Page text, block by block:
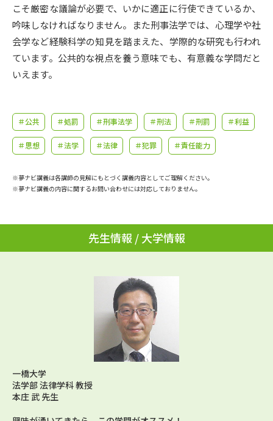
新生活お役立ちガイド
大学で学びたい学問発見
学問のミニ講義「夢ナビ講義」 学問分野解説
学問の教科書 夢ナビライブ
Ｑ＆Ａ よくあるご質問 大学進学IDについて
受付内容・発送状況の確認
個人情報取扱規定
テレメール進学カタログ
訂正のご案内
こそ厳密な議論が必要で、いかに適正に行使できているか、
吟味しなければなりません。また刑事法学では、心理学や社
会学など経験科学の知見を踏まえた、学際的な研究も行われ
ています。公共的な視点を養う意味でも、有意義な学問だと
いえます。
＃公共 ＃処罰 ＃刑事法学 ＃刑法 ＃刑罰 ＃利益
＃思想 ＃法学 ＃法律 ＃犯罪 ＃責任能力
※夢ナビ講義は各講師の見解にもとづく講義内容としてご理解ください。
※夢ナビ講義の内容に関するお問い合わせには対応しておりません。
先生情報 / 大学情報
一橋大学
法学部 法律学科 教授
本庄 武 先生